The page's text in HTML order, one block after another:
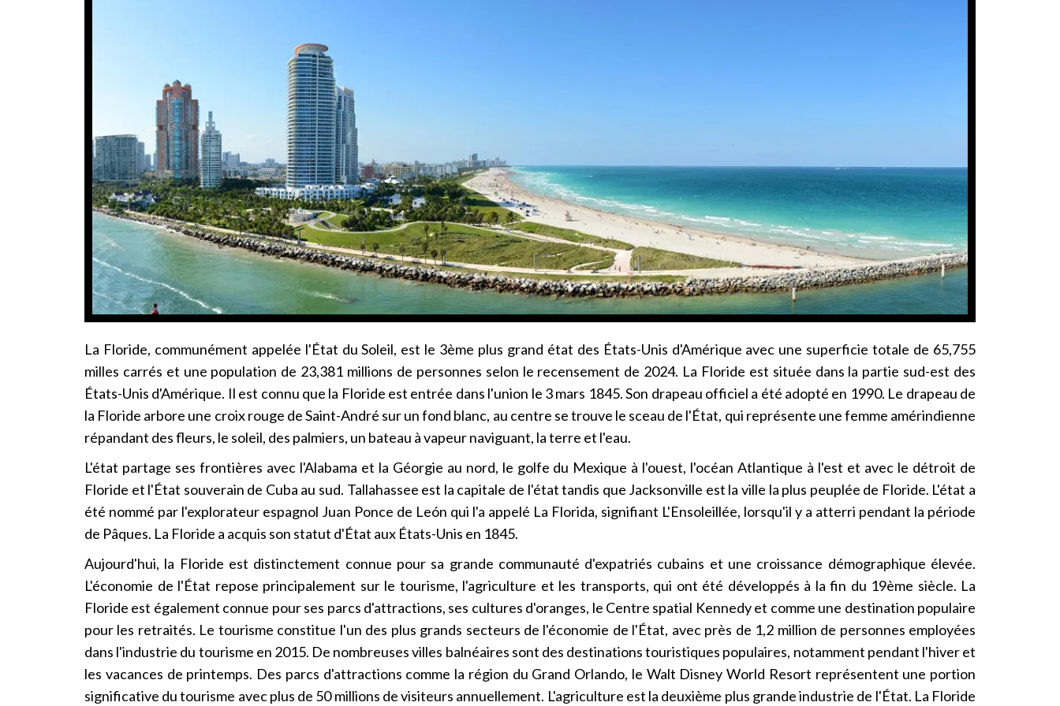
La Floride, communément appelée l'État du Soleil, est le 3ème plus grand état des États-Unis d'Amérique avec une superficie totale de 65,755
milles carrés et une population de 23,381 millions de personnes selon le recensement de 2024. La Floride est située dans la partie sud-est des
États-Unis d'Amérique. Il est connu que la Floride est entrée dans l'union le 3 mars 1845. Son drapeau officiel a été adopté en 1990. Le drapeau de
la Floride arbore une croix rouge de Saint-André sur un fond blanc, au centre se trouve le sceau de l'État, qui représente une femme amérindienne
répandant des fleurs, le soleil, des palmiers, un bateau à vapeur naviguant, la terre et l'eau.
L'état partage ses frontières avec l'Alabama et la Géorgie au nord, le golfe du Mexique à l'ouest, l'océan Atlantique à l'est et avec le détroit de
Floride et l'État souverain de Cuba au sud. Tallahassee est la capitale de l'état tandis que Jacksonville est la ville la plus peuplée de Floride. L'état a
été nommé par l'explorateur espagnol Juan Ponce de León qui l'a appelé La Florida, signifiant L'Ensoleillée, lorsqu'il y a atterri pendant la période
de Pâques. La Floride a acquis son statut d'État aux États-Unis en 1845.
Aujourd'hui, la Floride est distinctement connue pour sa grande communauté d'expatriés cubains et une croissance démographique élevée.
L'économie de l'État repose principalement sur le tourisme, l'agriculture et les transports, qui ont été développés à la fin du 19ème siècle. La
Floride est également connue pour ses parcs d'attractions, ses cultures d'oranges, le Centre spatial Kennedy et comme une destination populaire
pour les retraités. Le tourisme constitue l'un des plus grands secteurs de l'économie de l'État, avec près de 1,2 million de personnes employées
dans l'industrie du tourisme en 2015. De nombreuses villes balnéaires sont des destinations touristiques populaires, notamment pendant l'hiver et
les vacances de printemps. Des parcs d'attractions comme la région du Grand Orlando, le Walt Disney World Resort représentent une portion
significative du tourisme avec plus de 50 millions de visiteurs annuellement. L'agriculture est la deuxième plus grande industrie de l'État. La Floride